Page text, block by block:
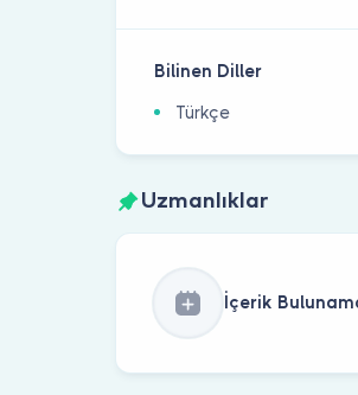
Bilinen Diller
Türkçe
Uzmanlıklar
İçerik